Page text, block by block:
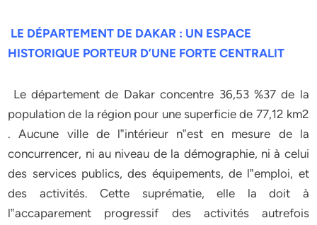
LE DÉPARTEMENT DE DAKAR : UN ESPACE
HISTORIQUE PORTEUR D’UNE FORTE CENTRALIT
Le département de Dakar concentre 36,53 %37 de la
population de la région pour une superficie de 77,12 km2
. Aucune ville de l‟intérieur n‟est en mesure de la
concurrencer, ni au niveau de la démographie, ni à celui
des services publics, des équipements, de l‟emploi, et
des activités. Cette suprématie, elle la doit à
l‟accaparement progressif des activités autrefois